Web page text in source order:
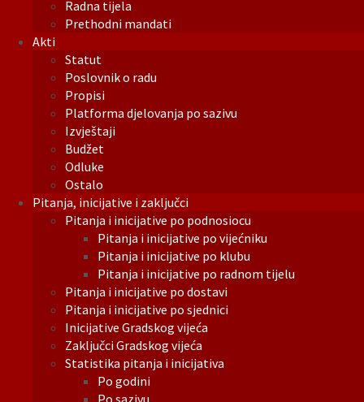
Radna tijela
Prethodni mandati
Akti
Statut
Poslovnik o radu
Propisi
Platforma djelovanja po sazivu
Izvještaji
Budžet
Odluke
Ostalo
Pitanja, inicijative i zaključci
Pitanja i inicijative po podnosiocu
Pitanja i inicijative po vijećniku
Pitanja i inicijative po klubu
Pitanja i inicijative po radnom tijelu
Pitanja i inicijative po dostavi
Pitanja i inicijative po sjednici
Inicijative Gradskog vijeća
Zaključci Gradskog vijeća
Statistika pitanja i inicijativa
Po godini